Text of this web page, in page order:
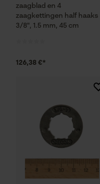
zaagblad en 4
zaagkettingen half haaks
3/8", 1.5 mm, 45 cm
126,38 €*
Statistische